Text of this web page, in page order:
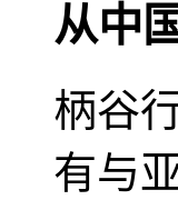
从中
柄谷
有与